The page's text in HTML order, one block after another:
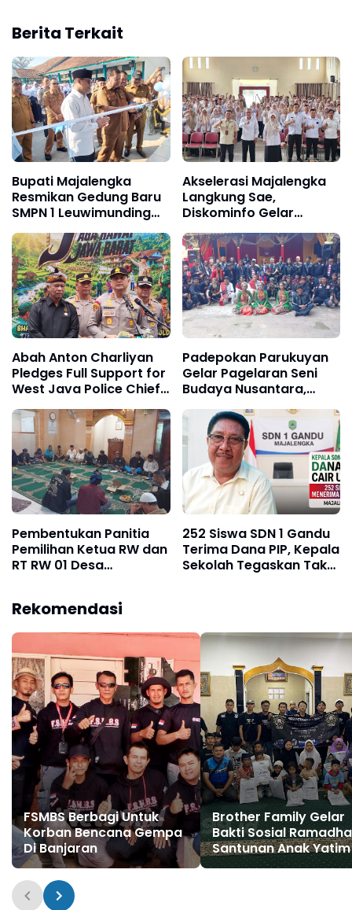
Berita Terkait
Bupati Majalengka
Resmikan Gedung Baru
SMPN 1 Leuwimunding
dari Banpres, Ingatkan:
"Membangun Lebih
Mudah, Merawatnya
Lebih Sulit"
Akselerasi Majalengka
Langkung Sae,
Diskominfo Gelar
Bimtek Admin Medsos
dengan Tema "Mitigasi
Sentimen Negatif
terhadap Pemerintah"
Abah Anton Charliyan
Pledges Full Support for
West Java Police Chief
Insp. Gen. Pipit
Rismanto, Calls on
Public to Back
"Safeguard and
Preserve Exceptional
West Java" Program
Padepokan Parukuyan
Gelar Pagelaran Seni
Budaya Nusantara,
Perkuat Persatuan
dalam Keberagaman
Pembentukan Panitia
Pemilihan Ketua RW dan
RT RW 01 Desa
252 Siswa SDN 1 Gandu
Terima Dana PIP, Kepala
Sekolah Tegaskan Tak
Rekomendasi
FSMBS Berbagi Untuk
Korban Bencana Gempa
Di Banjaran
Brother Family Gelar
Bakti Sosial
Santunan Anak
Cirangrang